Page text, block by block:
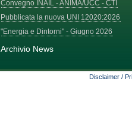
Convegno INAIL - ANIMA/UCC - CTI
Pubblicata la nuova UNI 12020:2026
"Energia e Dintorni" - Giugno 2026
Archivio News
Disclaimer /